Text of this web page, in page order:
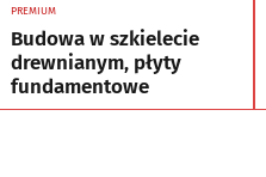
PREMIUM
Budowa w szkielecie
drewnianym, płyty
fundamentowe